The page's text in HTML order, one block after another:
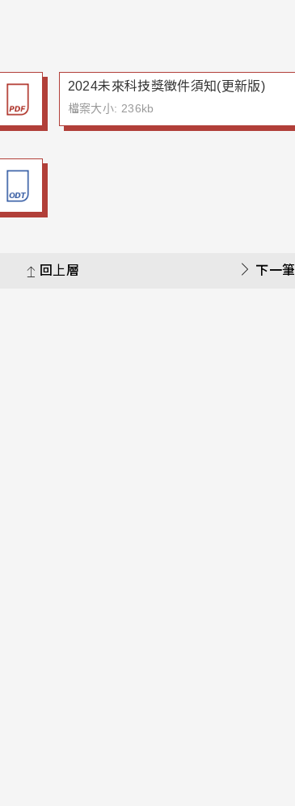
2024未來科技獎徵件須知(更新版)
檔案大小: 236kb
回上層 下一筆